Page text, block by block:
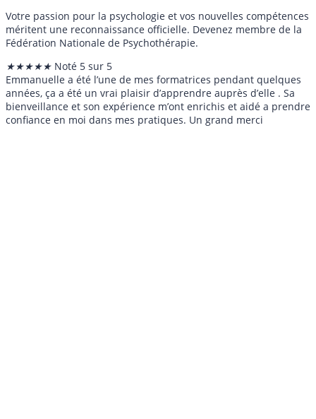
Votre passion pour la psychologie et vos nouvelles compétences
méritent une reconnaissance officielle. Devenez membre de la
Fédération Nationale de Psychothérapie.
★★★★★ Noté 5 sur 5
Emmanuelle a été l’une de mes formatrices pendant quelques
années, ça a été un vrai plaisir d’apprendre auprès d’elle . Sa
bienveillance et son expérience m’ont enrichis et aidé a prendre
confiance en moi dans mes pratiques. Un grand merci